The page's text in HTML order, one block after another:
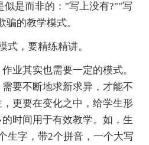
似是而非的："写上没有?""写
的教学模式。
，要精练精讲。
其实也需要一定的模式。
要不断地求新求异，才能不
更要在变化之中，给学生形
时间用于有效教学。如，生
生字，带2个拼音，一个大写